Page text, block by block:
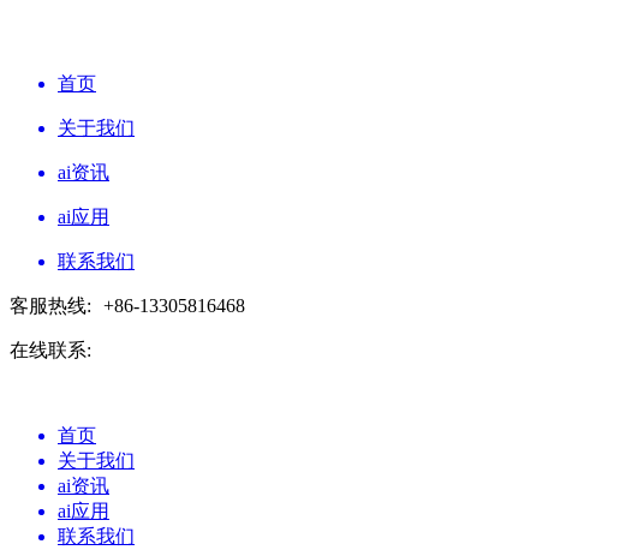
首页
关于我们
ai资讯
ai应用
联系我们
客服热线: +86-13305816468
在线联系:
首页
关于我们
ai资讯
ai应用
联系我们